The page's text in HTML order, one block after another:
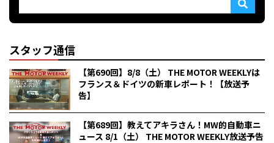
スタッフ通信
【第690回】8/8（土） THE MOTOR WEEKLYは
フランス＆ドイツの新車レポート！【放送予
告】
【第689回】教えてアキラさん！MW的自動車ニ
ュース 8/1（土） THE MOTOR WEEKLY放送予告